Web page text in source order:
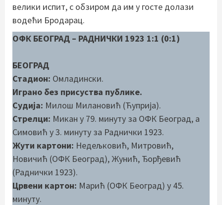
велики испит, с обзиром да им у госте долази
водећи Бродарац.
ОФК БЕОГРАД – РАДНИЧКИ 1923 1:1 (0:1)
БЕОГРАД
Стадион: Омладински.
Играно без присуства публике.
Судија: Милош Милановић (Ћуприја).
Стрелци: Микан у 79. минуту за ОФК Београд, а
Симовић у 3. минуту за Раднички 1923.
Жути картони: Недељковић, Митровић,
Новичић (ОФК Београд), Жунић, Ђорђевић
(Раднички 1923).
Црвени картон: Марић (ОФК Београд) у 45.
минуту.